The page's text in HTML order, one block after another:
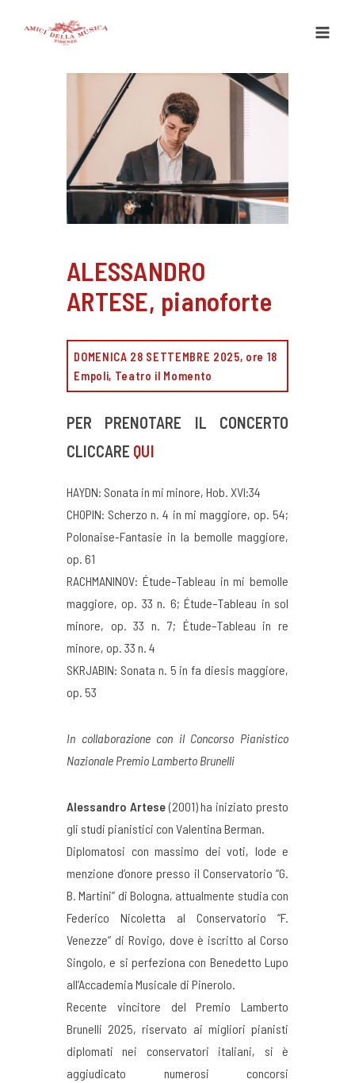
ALESSANDRO
ARTESE, pianoforte
DOMENICA 28 SETTEMBRE 2025, ore 18
Empoli, Teatro il Momento
PER PRENOTARE IL CONCERTO
CLICCARE QUI
HAYDN: Sonata in mi minore, Hob. XVI:34
CHOPIN: Scherzo n. 4 in mi maggiore, op. 54;
Polonaise-Fantasie in la bemolle maggiore,
op. 61
RACHMANINOV: Étude–Tableau in mi bemolle
maggiore, op. 33 n. 6; Étude–Tableau in sol
minore, op. 33 n. 7; Étude–Tableau in re
minore, op. 33 n. 4
SKRJABIN: Sonata n. 5 in fa diesis maggiore,
op. 53
In collaborazione con il Concorso Pianistico
Nazionale Premio Lamberto Brunelli
Alessandro Artese(2001) ha iniziato presto
gli studi pianistici con Valentina Berman.
Diplomatosi con massimo dei voti, lode e
menzione d’onore presso il Conservatorio “G.
B. Martini” di Bologna, attualmente studia con
Federico Nicoletta al Conservatorio “F.
Venezze” di Rovigo, dove è iscritto al Corso
Singolo, e si perfeziona con Benedetto Lupo
all’Accademia Musicale di Pinerolo.
Recente vincitore del Premio Lamberto
Brunelli 2025, riservato ai migliori pianisti
diplomati nei conservatori italiani, si è
aggiudicato numerosi concorsi